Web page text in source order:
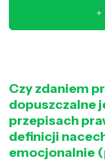
Czy zdaniem
dopuszczalne
przepisach
definicji
emocjonalnie